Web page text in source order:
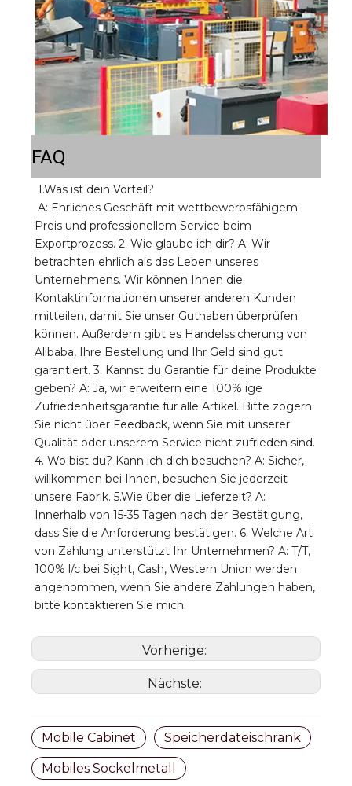
FAQ
1.Was ist dein Vorteil?
A: Ehrliches Geschäft mit wettbewerbsfähigem
Preis und professionellem Service beim
Exportprozess. 2. Wie glaube ich dir? A: Wir
betrachten ehrlich als das Leben unseres
Unternehmens. Wir können Ihnen die
Kontaktinformationen unserer anderen Kunden
mitteilen, damit Sie unser Guthaben überprüfen
können. Außerdem gibt es Handelssicherung von
Alibaba, Ihre Bestellung und Ihr Geld sind gut
garantiert. 3. Kannst du Garantie für deine Produkte
geben? A: Ja, wir erweitern eine 100% ige
Zufriedenheitsgarantie für alle Artikel. Bitte zögern
Sie nicht über Feedback, wenn Sie mit unserer
Qualität oder unserem Service nicht zufrieden sind.
4. Wo bist du? Kann ich dich besuchen? A: Sicher,
willkommen bei Ihnen, besuchen Sie jederzeit
unsere Fabrik. 5.Wie über die Lieferzeit? A:
Innerhalb von 15-35 Tagen nach der Bestätigung,
dass Sie die Anforderung bestätigen. 6. Welche Art
von Zahlung unterstützt Ihr Unternehmen? A: T/T,
100% l/c bei Sight, Cash, Western Union werden
angenommen, wenn Sie andere Zahlungen haben,
bitte kontaktieren Sie mich.
Vorherige:
Nächste:
Mobile Cabinet Speicherdateischrank
Mobiles Sockelmetall